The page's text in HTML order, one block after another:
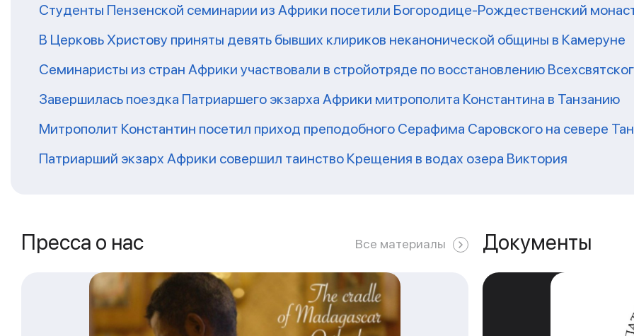
Студенты Пензенской семинарии из Африки посетили Богородице-Рождественский
В Церковь Христову приняты девять бывших клириков неканонической общины в Камеруне
Семинаристы из стран Африки участвовали в стройотряде по восстановлению
Завершилась поездка Патриаршего экзарха Африки митрополита Константина в Танзанию
Митрополит Константин посетил приход преподобного Серафима Саровского на севере
Патриарший экзарх Африки совершил таинство Крещения в водах озера Виктория
Пресса о нас Все материалы Документы